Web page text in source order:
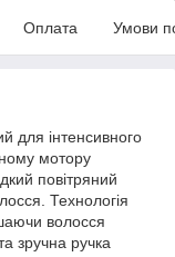
Оплата Умови
для інтенсивного
мотору
повітряний
Технологія
волосся
зручна ручка